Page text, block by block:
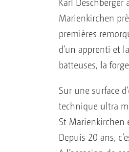
Karl Deschberger
Marienkirchen
premières
d'un apprenti et
batteuses, la
Sur une surface
technique ultra
St Marienkirchen
Depuis 20 ans,